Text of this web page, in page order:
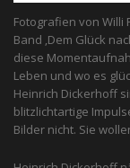
Fotografien von
Band ‚Dem Glück
diese
Leben und wo es
Heinrich Dickerhoff
blitzlichtartige
Bilder nicht. Sie